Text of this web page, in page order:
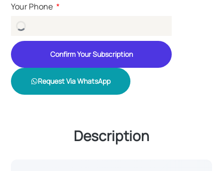
Your Phone
Confirm Your Subscription
Request Via WhatsApp
Description